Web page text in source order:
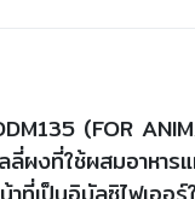
(FOR
งที่ใช้ผสมอาหารแ